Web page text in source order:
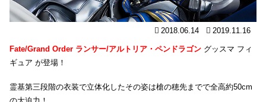
2018.06.14 2019.11.16
Fate/Grand Order ランサー/アルトリア・ペンドラゴン グッスマ フィ
ギュア が登場！
霊基第三段階の衣装で立体化したその姿は槍の穂先までで全高約50cm